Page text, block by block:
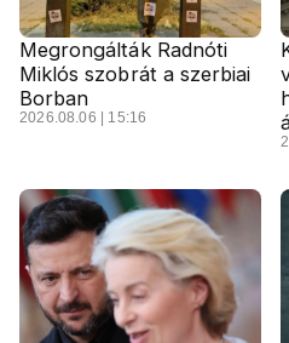
Megrongálták Radnóti
Miklós szobrát a szerbiai
Borban
2026.08.06 | 15:16